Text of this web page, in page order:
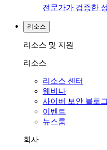
전문가가 검증한
리소스
리소스 및 지원
리소스
리소스 센터
웨비나
사이버 보안 블로그
이벤트
뉴스룸
회사